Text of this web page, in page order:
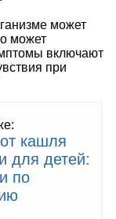
может
может
включают
при
кашля
для детей:
по